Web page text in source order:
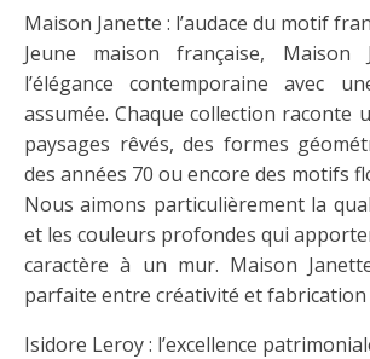
Maison Janette : l’audace du motif
Jeune maison française, Maison
l’élégance contemporaine avec
assumée. Chaque collection raconte
paysages rêvés, des formes
des années 70 ou encore des motifs
Nous aimons particulièrement la
et les couleurs profondes qui
caractère à un mur. Maison
parfaite entre créativité et fabrication
Isidore Leroy : l’excellence